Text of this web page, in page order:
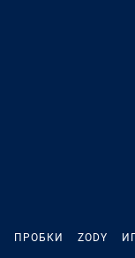
ПРОБКИ ZODY